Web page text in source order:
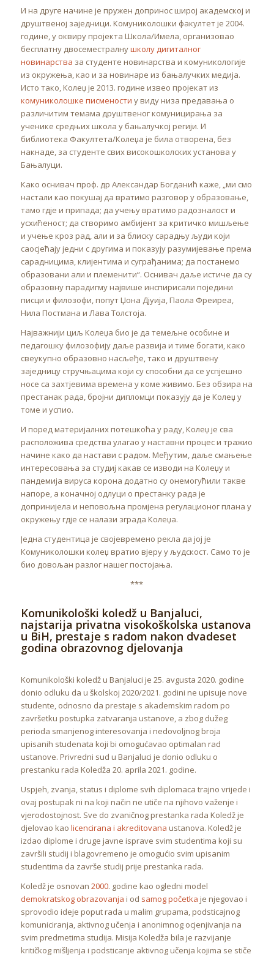
И на друге начине је пружен допринос широј академској и
друштвеној заједници. Комуниколошки факултет је 2004.
године, у оквиру пројекта Школа/Имела, организовао
бесплатну двосеместралнушколу дигиталног
новинарства за студенте новинарства и комуникологије
из окружења, као и за новинаре из бањалучких медија.
Исто тако, Колеџ је 2013. године извео пројекат из
комуниколошке писмености у виду низа предавања о
различитим темама друштвеног комуницирања за
ученике средњих школа у бањалучкој регији. И
библиотека Факултета/Колеџа је била отворена, без
накнаде, за студенте свих високошколских установа у
Бањалуци.
Како оснивач проф. др Александар Богданић каже, „ми смо
настали као покушај да вратимо разговор у образовање,
тамо гдје и припада; да учењу вратимо радозналост и
усхићеност; да створимо амбијент за критичко мишљење
и учење кроз рад, али и за блиску сарадњу људи који
саосјећају једни с другима и показују разумијевање према
сарадницима, клијентима и суграђанима; да постанемо
образовани али и племенити“. Оснивач даље истиче да су
образовну парадигму највише инспирисали поједини
писци и филозофи, попут Џона Дјуија, Паола Фреиреа,
Нила Постмана и Лава Толстоја.
Најважнији циљ Колеџа био је да темељне особине и
педагошку филозофију даље развија и тиме богати, како
свеукупно образовно насљеђе, тако и друштвену
заједницу стручњацима који су способни да се успјешно
носе са захтјевима времена у коме живимо. Без обзира на
престанак рада, бројни дипломци показују да је Колеџ у
томе и успио.
И поред материјалних потешкоћа у раду, Колеџ је сва
расположива средства улагао у наставни процес и тражио
начине како да настави с радом. Међутим, даље смањење
интересовања за студиј какав се изводи на Колеџу и
пандемија вируса корона додатно су онемогућили такве
напоре, а коначној одлуци о престанку рада је
допринијела и неповољна промјена регулационог плана у
окружењу гдје се налази зграда Колеџа.
Једна студентица је својевремено рекла да јој је
Комуниколошки колеџ вратио вјеру у људскост. Само то је
био довољан разлог нашег постојања.
***
Komunikološki koledž u Banjaluci,
najstarija privatna visokoškolska ustanova
u BiH, prestaje s radom nakon dvadeset
godina obrazovnog djelovanja
Komunikološki koledž u Banjaluci je 25. avgusta 2020. godine
donio odluku da u školskoj 2020/2021. godini ne upisuje nove
studente, odnosno da prestaje s akademskim radom po
završetku postupka zatvaranja ustanove, a zbog dužeg
perioda smanjenog interesovanja i nedovoljnog broja
upisanih studenata koji bi omogućavao optimalan rad
ustanove. Privredni sud u Banjaluci je donio odluku o
prestanku rada Koledža 20. aprila 2021. godine.
Uspjeh, zvanja, status i diplome svih diplomaca trajno vrijede i
ovaj postupak ni na koji način ne utiče na njihovo važenje i
vjerodostojnost. Sve do zvaničnog prestanka rada Koledž je
djelovao kao licencirana i akreditovana ustanova. Koledž je
izdao diplome i druge javne isprave svim studentima koji su
završili studij i blagovremeno je omogućio svim upisanim
studentima da završe studij prije prestanka rada.
Koledž je osnovan 2000. godine kao ogledni model
demokratskog obrazovanja i od samog početka je njegovao i
sprovodio ideje poput rada u malim grupama, podsticajnog
komuniciranja, aktivnog učenja i anonimnog ocjenjivanja na
svim predmetima studija. Misija Koledža bila je razvijanje
kritičkog mišljenja i podsticanje aktivnog učenja kojima se stiče